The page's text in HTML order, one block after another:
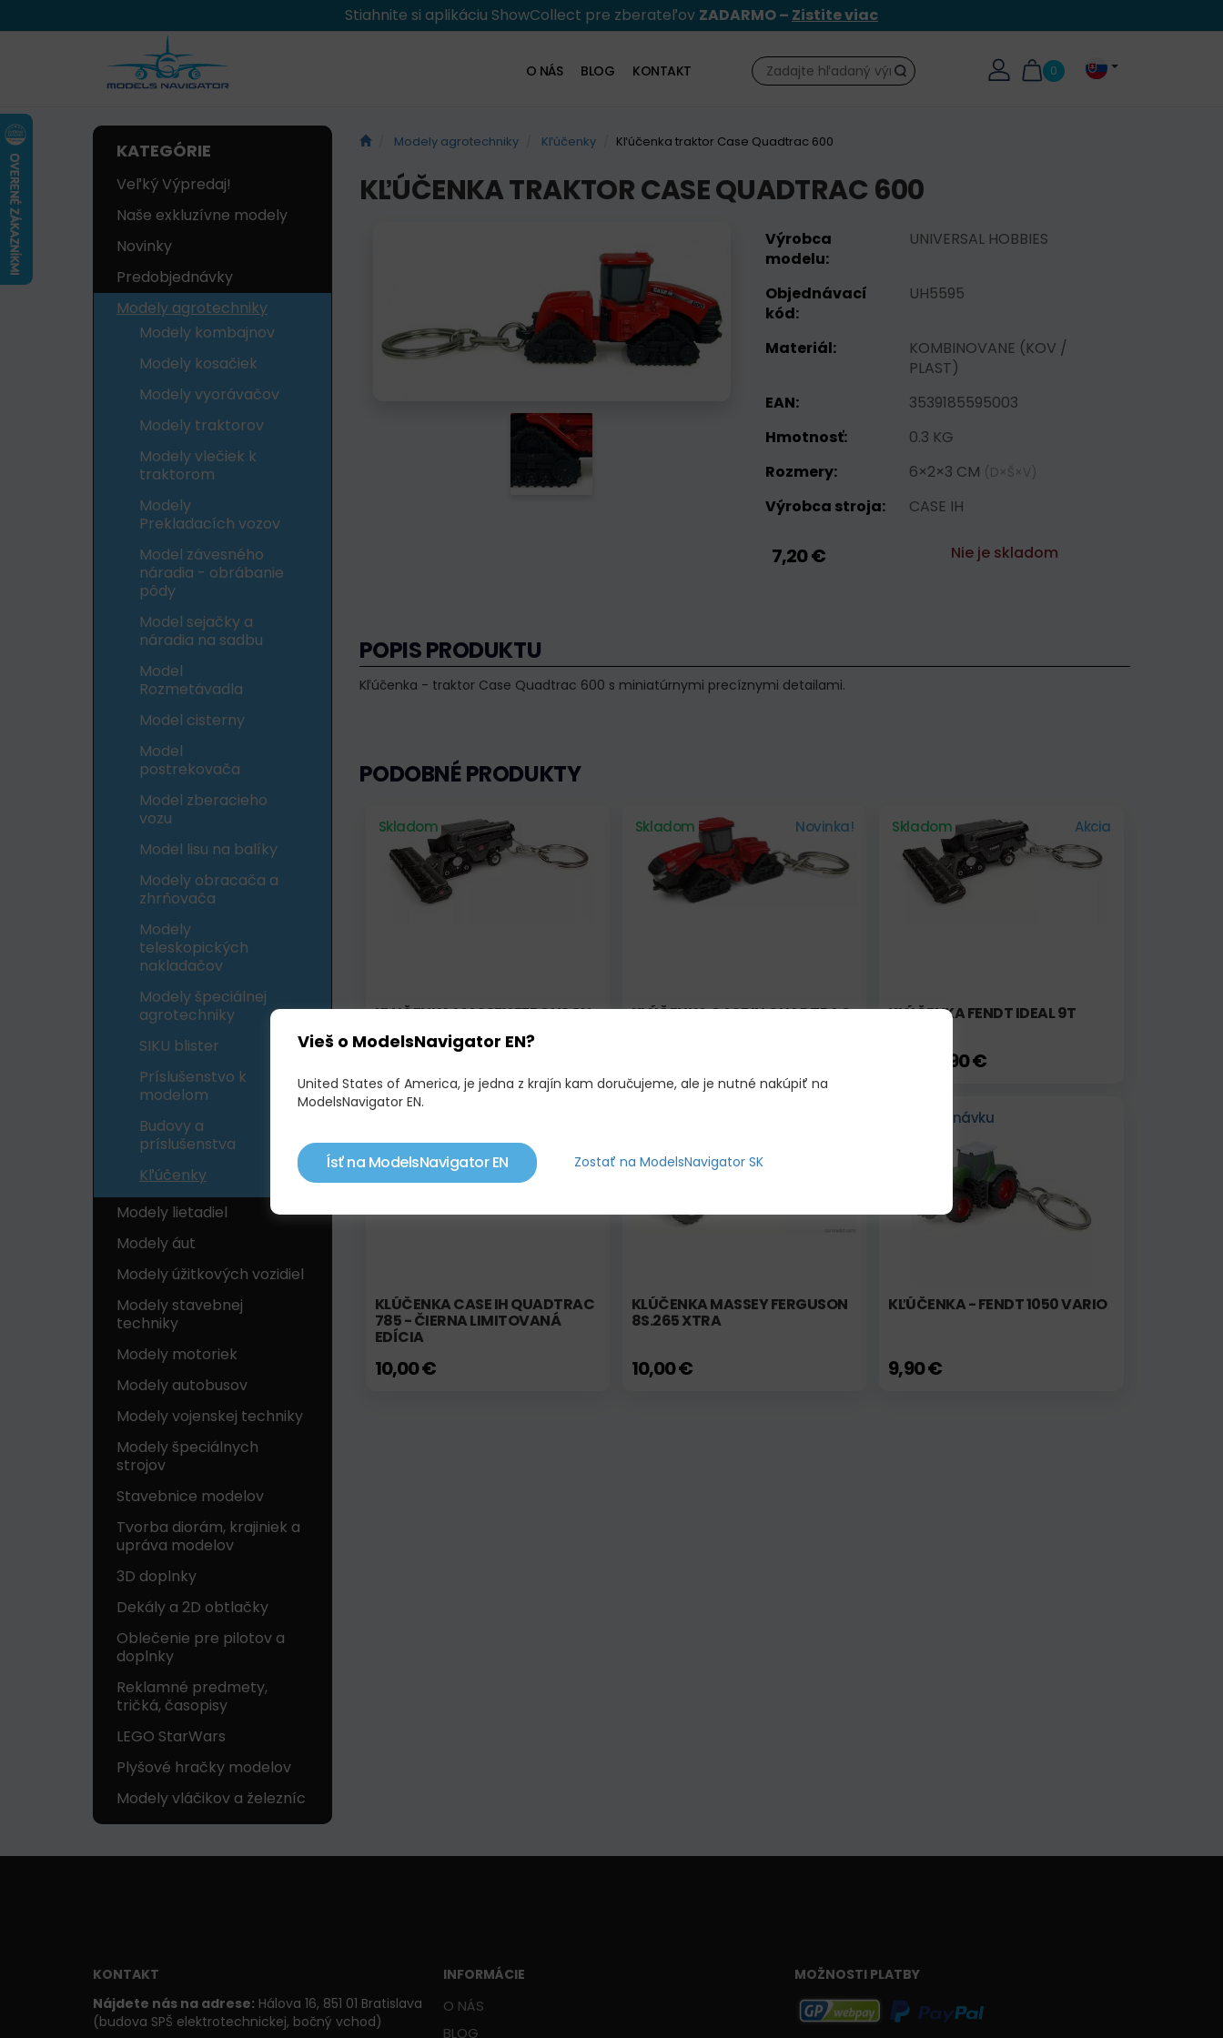
Stiahnite si aplikáciu ShowCollect pre zberateľov ZADARMO – Zistite viac
0
Hľadať
O NÁS BLOG KONTAKT
KATEGÓRIE
Veľký Výpredaj!
Naše exkluzívne modely
Novinky
Predobjednávky
Modely agrotechniky
Modely kombajnov
Modely kosačiek
Modely vyorávačov
Modely traktorov
Modely vlečiek k
traktorom
Modely
Prekladacích vozov
Model závesného
náradia - obrábanie
pôdy
Model sejačky a
náradia na sadbu
Model
Rozmetávadla
Model cisterny
Model
postrekovača
Model zberacieho
vozu
Model lisu na balíky
Modely obracača a
zhrňovača
Modely
teleskopických
nakladačov
Modely špeciálnej
agrotechniky
SIKU blister
Príslušenstvo k
modelom
Budovy a
príslušenstva
Kľúčenky
Modely lietadiel
Modely áut
Modely úžitkových vozidiel
Modely stavebnej
techniky
Modely motoriek
Modely autobusov
Modely vojenskej techniky
Modely špeciálnych
strojov
Stavebnice modelov
Tvorba diorám, krajiniek a
upráva modelov
3D doplnky
Dekály a 2D obtlačky
Oblečenie pre pilotov a
doplnky
Reklamné predmety,
tričká, časopisy
LEGO StarWars
Plyšové hračky modelov
Modely vláčikov a železníc
Modely agrotechniky Kľúčenky Kľúčenka traktor Case Quadtrac 600
KĽÚČENKA TRAKTOR CASE QUADTRAC 600
Výrobca
modelu:
UNIVERSAL HOBBIES
Objednávací
kód:
UH5595
Materiál:
KOMBINOVANE (KOV /
PLAST)
EAN:
3539185595003
Hmotnosť:
0.3 KG
Rozmery:
6×2×3 CM (D×Š×V)
Výrobca stroja: CASE IH
7,20 € Nie je skladom
POPIS PRODUKTU
Kľúčenka - traktor Case Quadtrac 600 s miniatúrnymi precíznymi detailami.
PODOBNÉ PRODUKTY
Skladom
KLUČENKA MASSEY FERGUSON
IDEAL 9T 2020
Skladom Novinka!
KLÚČENKA CASE IH QUADTRAC
Skladom Akcia
KLÚČENKA FENDT IDEAL 9T
7,90 €
Limitovaná edícia !
KLÚČENKA CASE IH QUADTRAC
785 - ČIERNA LIMITOVANÁ
EDÍCIA
10,00 €
KLÚČENKA MASSEY FERGUSON
8S.265 XTRA
10,00 €
Na objednávku
KĽÚČENKA - FENDT 1050 VARIO
9,90 €
KONTAKT
Nájdete nás na adrese: Hálova 16, 851 01 Bratislava
(budova SPŠ elektrotechnickej, bočný vchod)
INFORMÁCIE
O NÁS
BLOG
MOŽNOSTI PLATBY
Vieš o ModelsNavigator EN?
United States of America, je jedna z krajín kam doručujeme, ale je nutné nakúpiť na
ModelsNavigator EN.
Ísť na ModelsNavigator EN Zostať na ModelsNavigator SK